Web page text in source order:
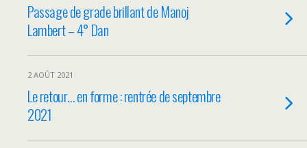
Passage de grade brillant de Manoj
Lambert – 4° Dan
2 AOÛT 2021
Le retour… en forme : rentrée de septembre
2021